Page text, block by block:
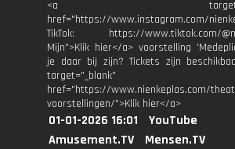
<a
href="https://www.instagram.com/
TikTok: https://www.tiktok.com/
Mijn">Klik hier</a> voorstelling
je daar bij zijn? Tickets zijn
target="_blank"
href="https://www.nienkeplas.com/
voorstellingen/">Klik hier</a>
01-01-2026 16:01
YouTube
Amusement.TV
Mensen.TV